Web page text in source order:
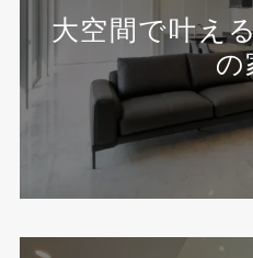
大空間で叶え
の